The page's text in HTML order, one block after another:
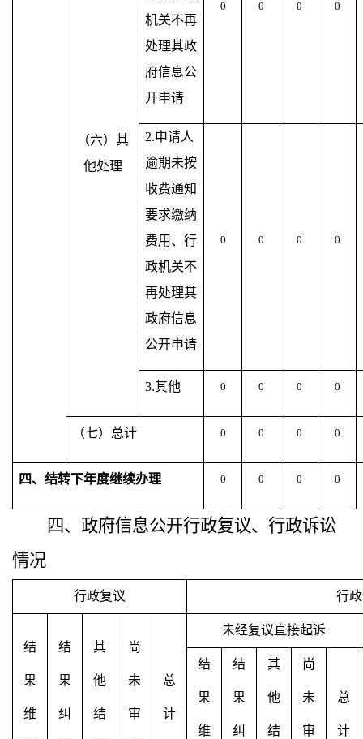
（六）其
他处理
机关不再
处理其政
府信息公
开申请
0 0 0 0
2.申请人
逾期未按
收费通知
要求缴纳
费用、行
政机关不
再处理其
政府信息
公开申请
0 0 0 0
3.其他 0 0 0 0
（七）总计 0 0 0 0
四、结转下年度继续办理 0 0 0 0
四、政府信息公开行政复议、行政诉讼
情况
行政复议 行
结
果
维
结
果
纠
其
他
结
尚
未
审
总
计
未经复议直接起诉
结
果
维
结
果
纠
其
他
结
尚
未
审
总
计